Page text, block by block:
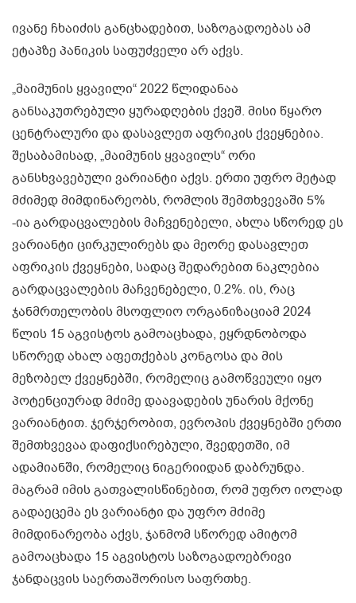
ივანე ჩხაიძის განცხადებით, საზოგადოებას ამ
ეტაპზე პანიკის საფუძველი არ აქვს.
„მაიმუნის ყვავილი“ 2022 წლიდანაა
განსაკუთრებული ყურადღების ქვეშ. მისი წყარო
ცენტრალური და დასავლეთ აფრიკის ქვეყნებია.
შესაბამისად, „მაიმუნის ყვავილს“ ორი
განსხვავებული ვარიანტი აქვს. ერთი უფრო მეტად
მძიმედ მიმდინარეობს, რომლის შემთხვევაში 5%
-ია გარდაცვალების მაჩვენებელი, ახლა სწორედ ეს
ვარიანტი ცირკულირებს და მეორე დასავლეთ
აფრიკის ქვეყნები, სადაც შედარებით ნაკლებია
გარდაცვალების მაჩვენებელი, 0.2%. ის, რაც
ჯანმრთელობის მსოფლიო ორგანიზაციამ 2024
წლის 15 აგვისტოს გამოაცხადა, ეყრდნობოდა
სწორედ ახალ აფეთქებას კონგოსა და მის
მეზობელ ქვეყნებში, რომელიც გამოწვეული იყო
პოტენციურად მძიმე დაავადების უნარის მქონე
ვარიანტით. ჯერჯერობით, ევროპის ქვეყნებში ერთი
შემთხვევაა დაფიქსირებული, შვედეთში, იმ
ადამიანში, რომელიც ნიგერიიდან დაბრუნდა.
მაგრამ იმის გათვალისწინებით, რომ უფრო იოლად
გადაეცემა ეს ვარიანტი და უფრო მძიმე
მიმდინარეობა აქვს, ჯანმომ სწორედ ამიტომ
გამოაცხადა 15 აგვისტოს საზოგადოებრივი
ჯანდაცვის საერთაშორისო საფრთხე.